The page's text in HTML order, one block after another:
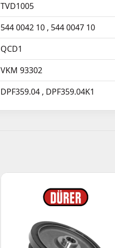
TVD1005
544 0042 10 , 544 0047 10
QCD1
VKM 93302
DPF359.04 , DPF359.04K1